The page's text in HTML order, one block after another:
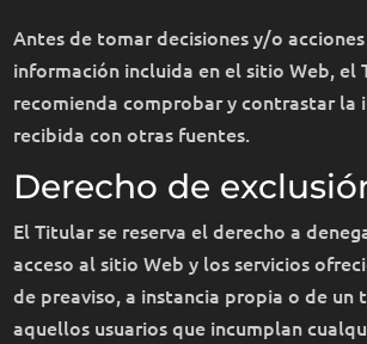
Antes de tomar decisiones y/o
información incluida en el sitio Web, el
recomienda comprobar y contrastar la
recibida con otras fuentes.
Derecho de
El Titular se reserva el derecho a
acceso al sitio Web y los servicios
de preaviso, a instancia propia o de un
aquellos usuarios que incumplan